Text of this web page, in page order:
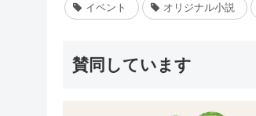
イベント オリジナル小説
賛同しています